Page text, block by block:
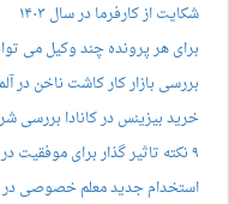
شکایت از کارفرما در سال ۱۴۰۳
برای هر پرونده چند وکیل می
بررسی بازار کار کاشت ناخن در
خرید بیزینس در کانادا بررسی
۹ نکته تاثیر گذار برای موفقیت در مصاحبه کاری آنلاین
استخدام جدید معلم خصوصی در